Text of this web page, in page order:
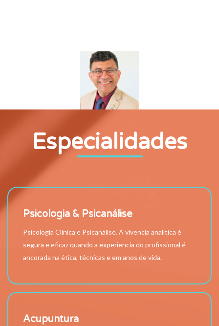
Especialidades
Psicologia & Psicanálise
Psicologia Clínica e Psicanálise. A vivencia analítica é
segura e eficaz quando a experiencia do profissional é
ancorada na ética, técnicas e em anos de vida.
Acupuntura